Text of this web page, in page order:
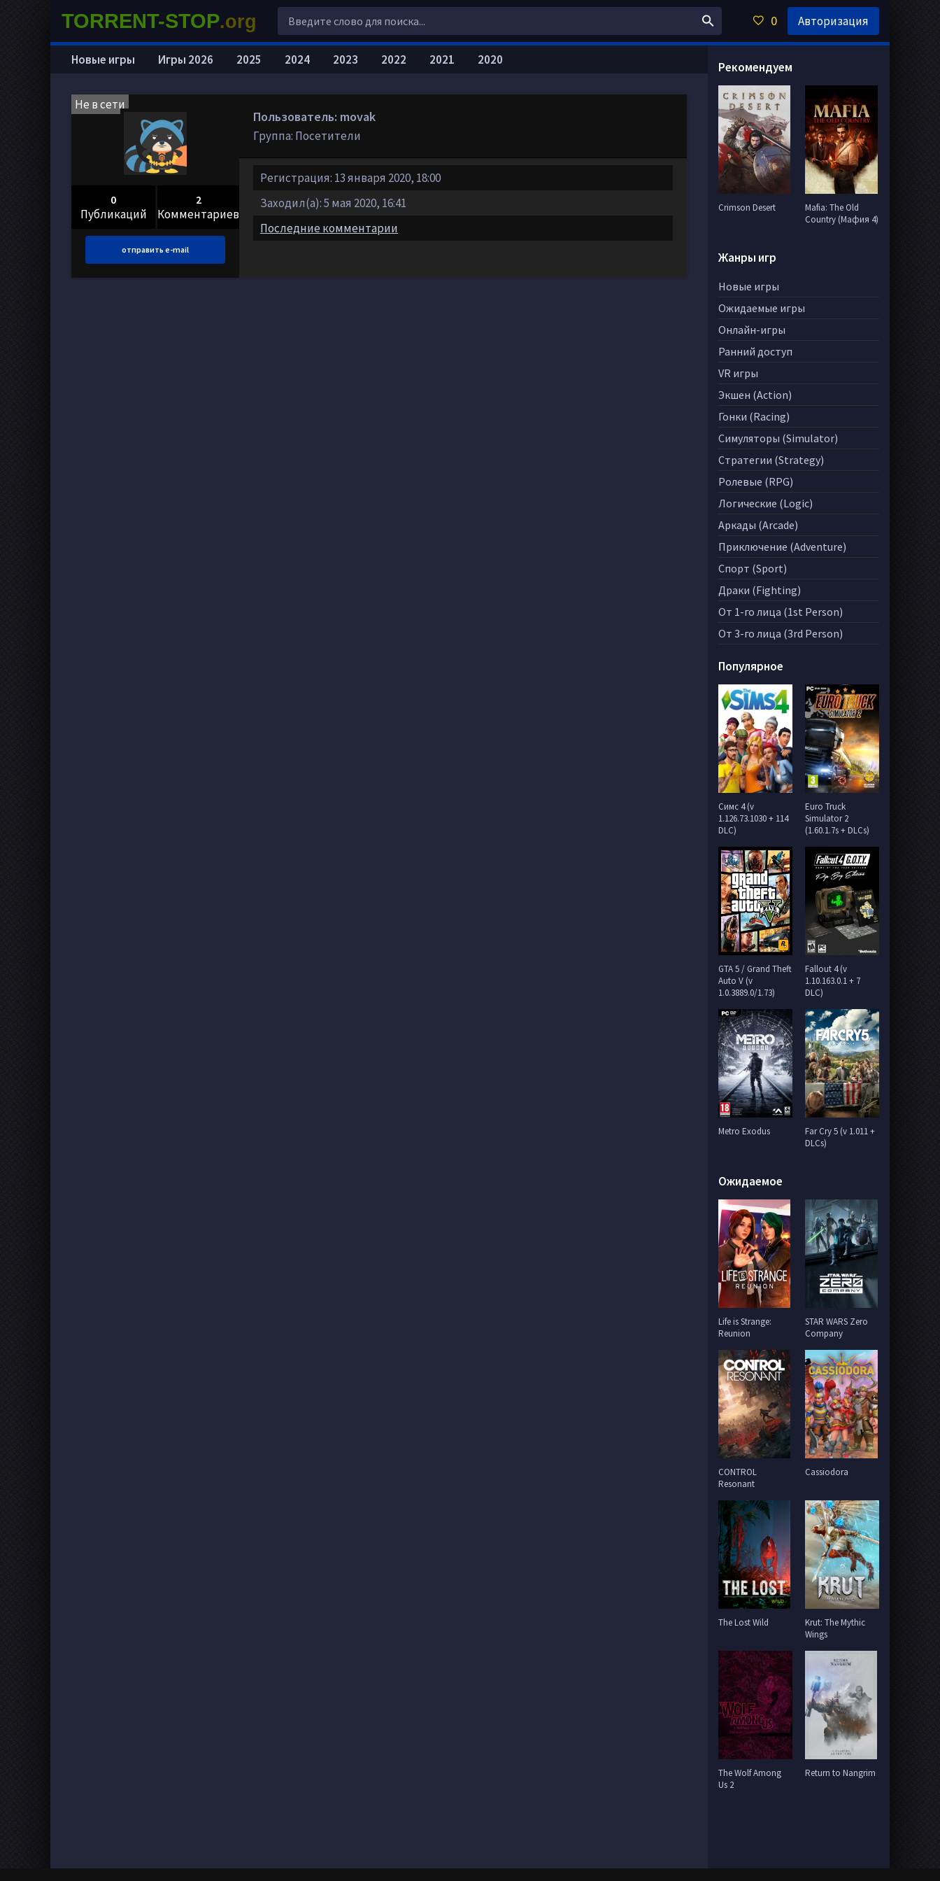
Не в сети
0
Публикаций
2
Комментариев
отправить e-mail
Пользователь: movak
Группа: Посетители
Регистрация: 13 января 2020, 18:00
Заходил(а): 5 мая 2020, 16:41
Последние комментарии
Новые игры Игры 2026 2025 2024 2023 2022 2021 2020 Рекомендуем
Crimson Desert
Mafia: The Old
Country (Мафия 4)
Жанры игр
Новые игры
Ожидаемые игры
Онлайн-игры
Ранний доступ
VR игры
Экшен (Action)
Гонки (Racing)
Симуляторы (Simulator)
Стратегии (Strategy)
Ролевые (RPG)
Логические (Logic)
Аркады (Arcade)
Приключение (Adventure)
Спорт (Sport)
Драки (Fighting)
От 1-го лица (1st Person)
От 3-го лица (3rd Person)
Популярное
Симс 4 (v
1.126.73.1030 + 114
DLC)
Euro Truck
Simulator 2
(1.60.1.7s + DLCs)
GTA 5 / Grand Theft
Auto V (v
1.0.3889.0/1.73)
Fallout 4 (v
1.10.163.0.1 + 7
DLC)
Metro Exodus
Far Cry 5 (v 1.011 +
DLCs)
Ожидаемое
Life is Strange:
Reunion
STAR WARS Zero
Company
CONTROL
Resonant
Cassiodora
The Lost Wild
Krut: The Mythic
Wings
The Wolf Among
Us 2
Return to Nangrim
TORRENT-STOP.org 0 Авторизация